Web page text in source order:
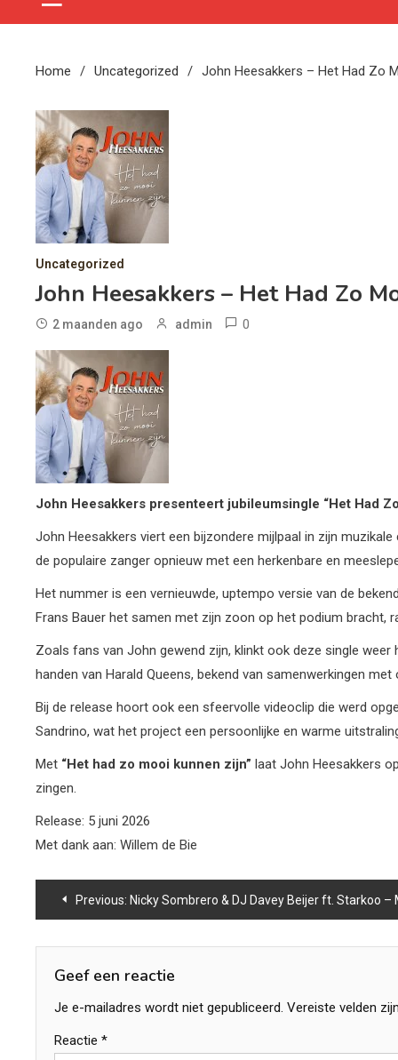
Home Uncategorized John Heesakkers – Het Had Zo
Uncategorized
John Heesakkers – Het Had Zo
2 maanden ago admin 0
John Heesakkers presenteert jubileumsingle “Het Had
John Heesakkers viert een bijzondere mijlpaal in zijn
de populaire zanger opnieuw met een herkenbare en
Het nummer is een vernieuwde, uptempo versie van de
Frans Bauer het samen met zijn zoon op het podium bracht,
Zoals fans van John gewend zijn, klinkt ook deze single
handen van Harald Queens, bekend van samenwerkingen
Bij de release hoort ook een sfeervolle videoclip die werd
Sandrino, wat het project een persoonlijke en warme
Met “Het had zo mooi kunnen zijn” laat John Heesakkers
zingen.
Release: 5 juni 2026
Met dank aan: Willem de Bie
Bericht
navigatie
Previous: Nicky Sombrero & DJ Davey Beijer ft. Starkoo – My
Geef een reactie
Je e-mailadres wordt niet gepubliceerd. Vereiste velden
Reactie *